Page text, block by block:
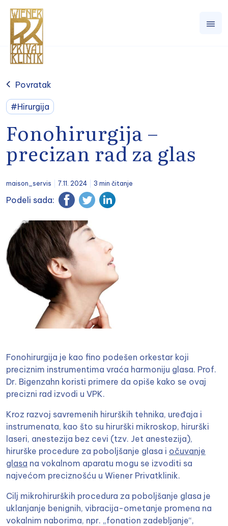
Povratak
#Hirurgija
Fonohirurgija –
precizan rad za glas
maison_servis 7.11. 2024 3 min čitanje
Podeli sada:
Fonohirurgija je kao fino podešen orkestar koji
preciznim instrumentima vraća harmoniju glasa. Prof.
Dr. Bigenzahn koristi primere da opiše kako se ovaj
precizni rad izvodi u VPK.
Kroz razvoj savremenih hirurških tehnika, uređaja i
instrumenata, kao što su hirurški mikroskop, hirurški
laseri, anestezija bez cevi (tzv. Jet anestezija),
hirurške procedure za poboljšanje glasa i očuvanje
glasa na vokalnom aparatu mogu se izvoditi sa
najvećom preciznošću u Wiener Privatklinik.
Cilj mikrohirurških procedura za poboljšanje glasa je
uklanjanje benignih, vibracija-ometanje promena na
vokalnim naborima, npr. „fonation zadebljanje“,